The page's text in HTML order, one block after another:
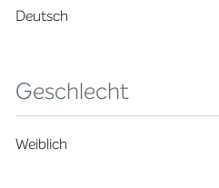
Deutsch
Geschlecht
Weiblich